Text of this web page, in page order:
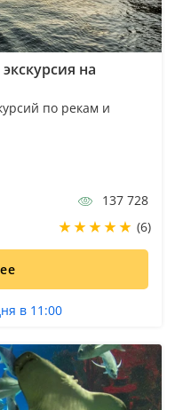
на
по рекам и
137 728
(6)
в 11:00